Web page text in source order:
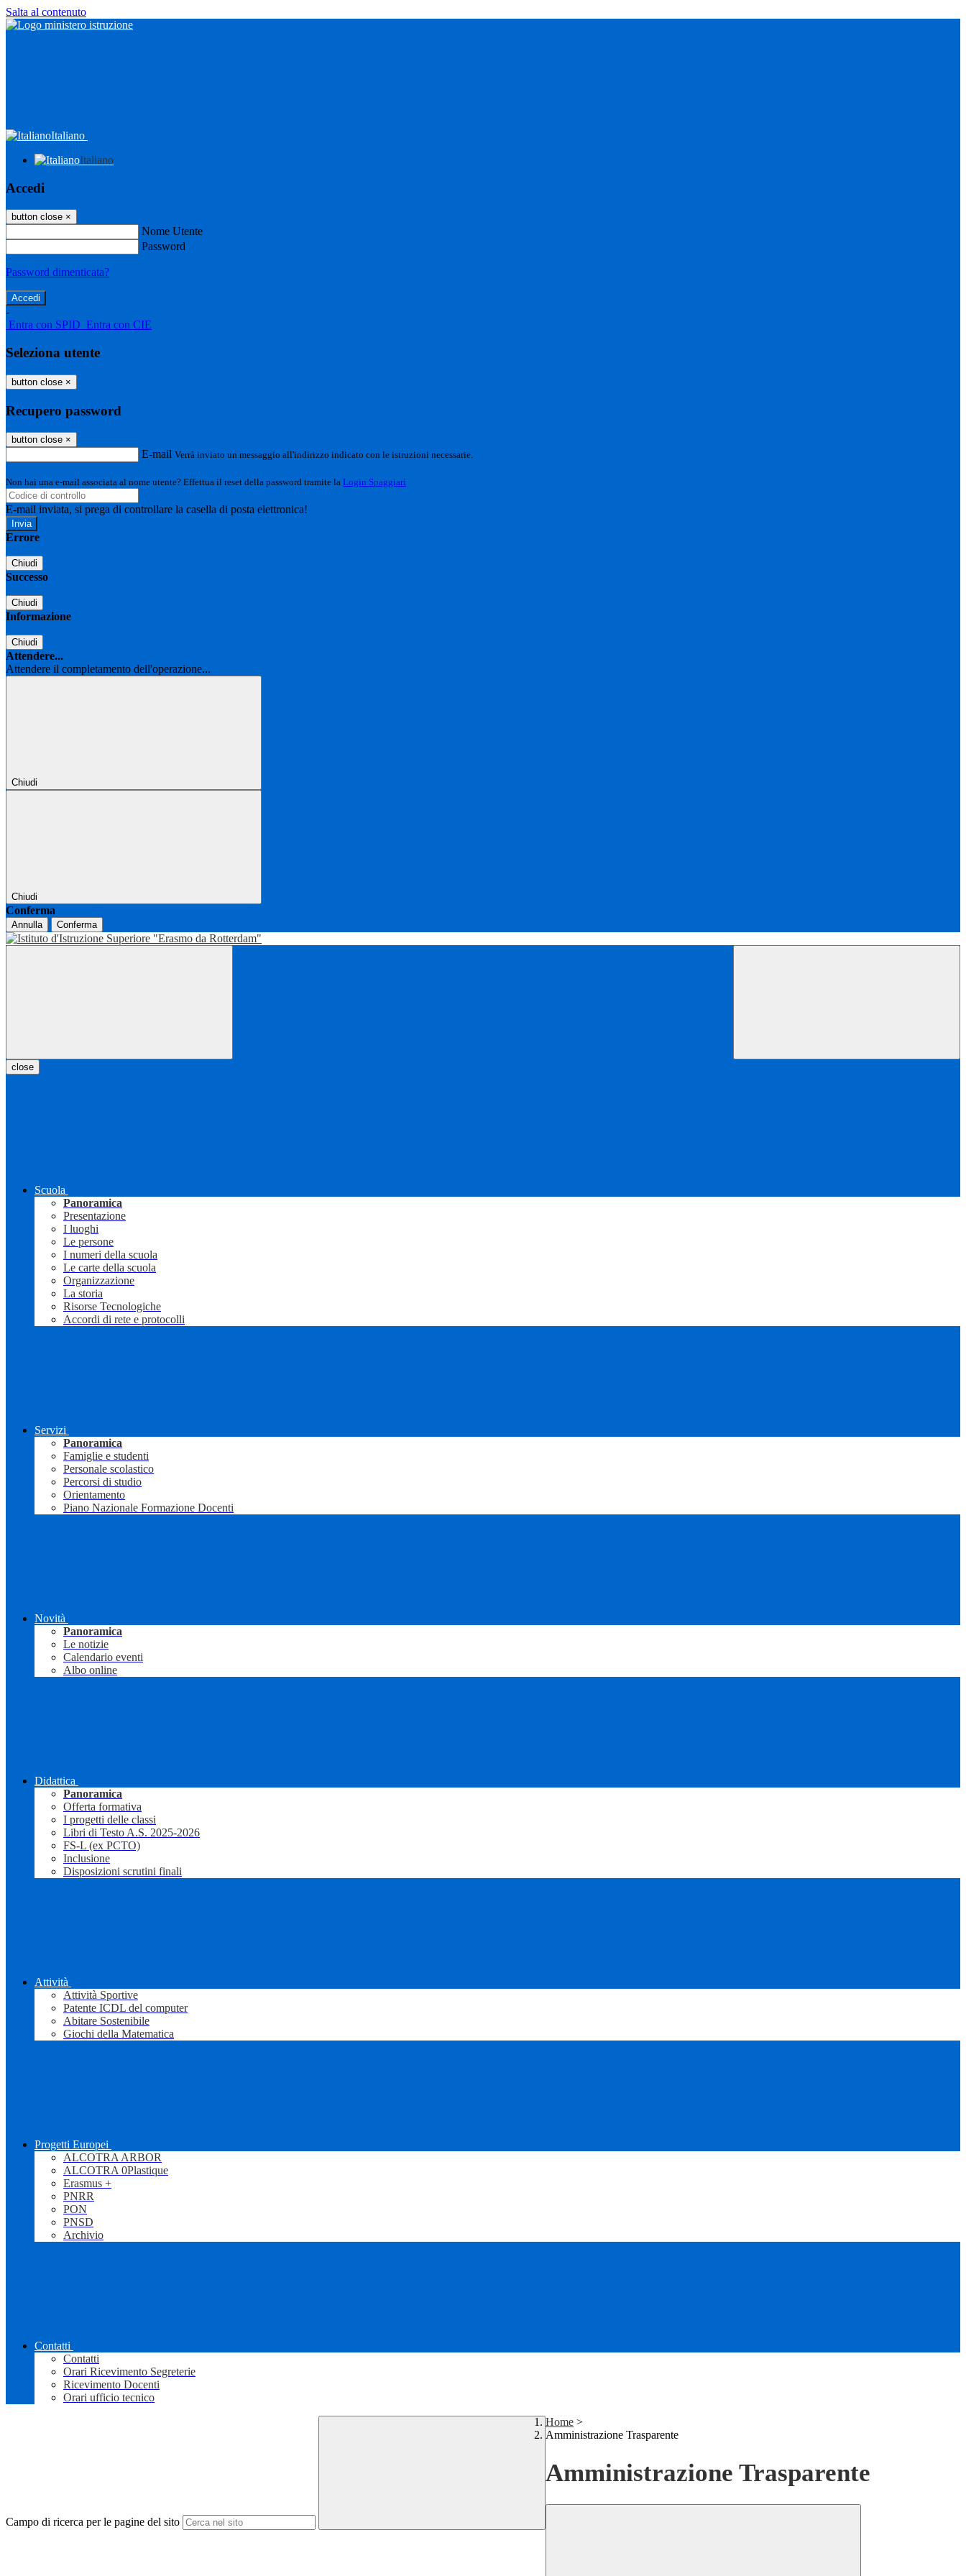
Salta al contenuto
Italiano
Italiano
Accedi
button close ×
Nome Utente
Password
Password dimenticata?
-
Entra con SPID Entra con CIE
Seleziona utente
button close ×
Recupero password
button close ×
E-mail Verrà inviato un messaggio all'indirizzo indicato con le istruzioni necessarie.
Non hai una e-mail associata al nome utente? Effettua il reset della password tramite la Login Spaggiari
E-mail inviata, si prega di controllare la casella di posta elettronica!
Errore
Chiudi
Successo
Chiudi
Informazione
Chiudi
Attendere...
Attendere il completamento dell'operazione...
Chiudi
Chiudi
Conferma
Annulla Conferma
close
Scuola
Panoramica
Presentazione
I luoghi
Le persone
I numeri della scuola
Le carte della scuola
Organizzazione
La storia
Risorse Tecnologiche
Accordi di rete e protocolli
Servizi
Panoramica
Famiglie e studenti
Personale scolastico
Percorsi di studio
Orientamento
Piano Nazionale Formazione Docenti
Novità
Panoramica
Le notizie
Calendario eventi
Albo online
Didattica
Panoramica
Offerta formativa
I progetti delle classi
Libri di Testo A.S. 2025-2026
FS-L (ex PCTO)
Inclusione
Disposizioni scrutini finali
Attività
Attività Sportive
Patente ICDL del computer
Abitare Sostenibile
Giochi della Matematica
Progetti Europei
ALCOTRA ARBOR
ALCOTRA 0Plastique
Erasmus +
PNRR
PON
PNSD
Archivio
Contatti
Contatti
Orari Ricevimento Segreterie
Ricevimento Docenti
Orari ufficio tecnico
Campo di ricerca per le pagine del sito
Home >
Amministrazione Trasparente
Amministrazione Trasparente